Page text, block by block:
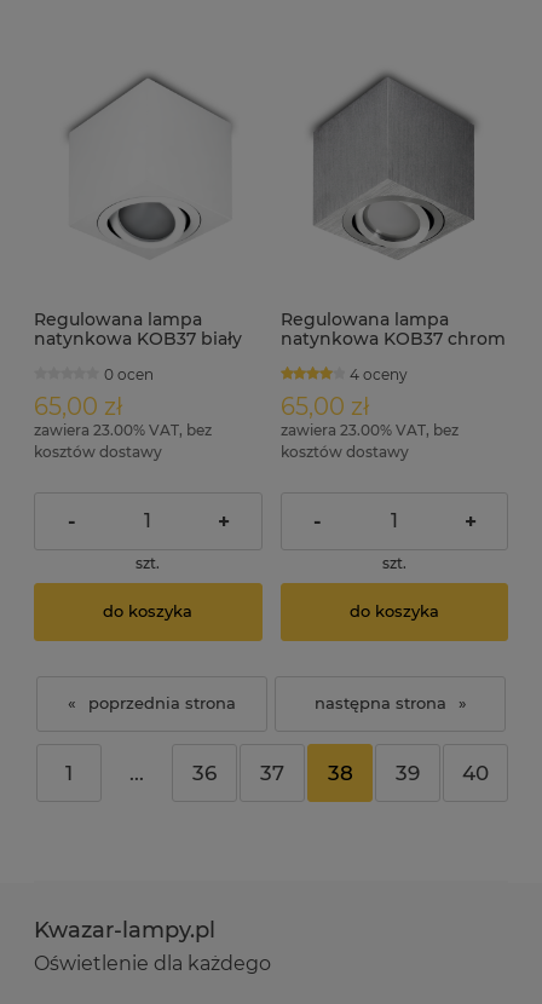
Regulowana lampa
natynkowa KOB37 biały
0 ocen
65,00 zł
zawiera 23.00% VAT, bez
kosztów dostawy
- +
szt.
do koszyka
Regulowana lampa
natynkowa KOB37 chrom
4 oceny
65,00 zł
zawiera 23.00% VAT, bez
kosztów dostawy
- +
szt.
do koszyka
«
1 ... 36 37 38 39 40
»
Kwazar-lampy.pl
Oświetlenie dla każdego